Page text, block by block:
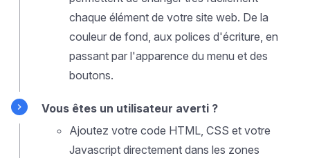
chaque élément de votre site web. De la
couleur de fond, aux polices d'écriture, en
passant par l'apparence du menu et des
boutons.
Vous êtes un utilisateur averti ?
Ajoutez votre code HTML, CSS et votre
Javascript directement dans les zones